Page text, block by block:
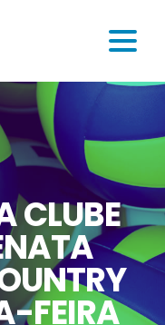
CLUBE
FEIRA